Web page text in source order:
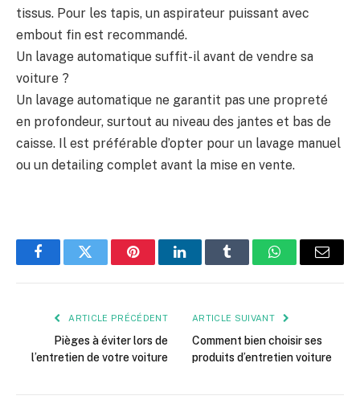
tissus. Pour les tapis, un aspirateur puissant avec
embout fin est recommandé.
Un lavage automatique suffit-il avant de vendre sa
voiture ?
Un lavage automatique ne garantit pas une propreté
en profondeur, surtout au niveau des jantes et bas de
caisse. Il est préférable d’opter pour un lavage manuel
ou un detailing complet avant la mise en vente.
FacebookTwitter PinterestLinkedInTumblr WhatsApp
E-
ARTICLE PRÉCÉDENT
Pièges à éviter lors de
l’entretien de votre voiture
ARTICLE SUIVANT
Comment bien choisir ses
produits d’entretien voiture